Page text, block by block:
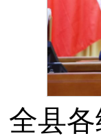
全县